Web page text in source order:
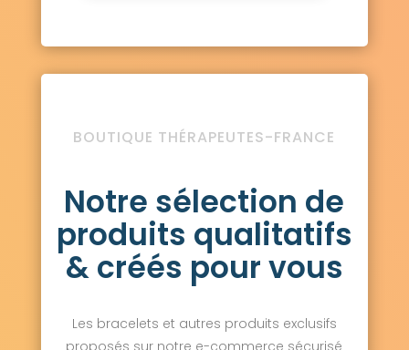
BOUTIQUE THÉRAPEUTES-FRANCE
Notre sélection de
produits qualitatifs
& créés pour vous
Les bracelets et autres produits exclusifs